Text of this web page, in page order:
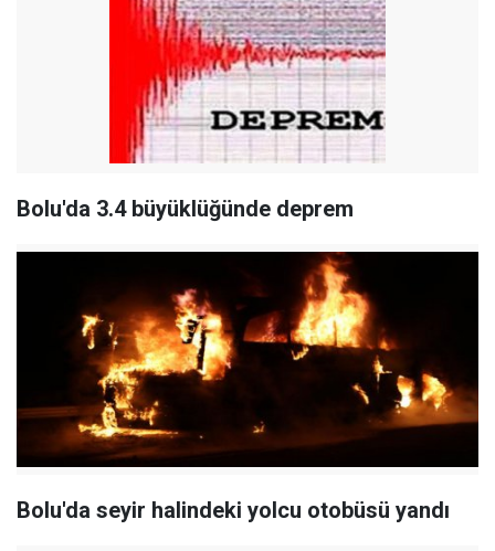
Bolu'da 3.4 büyüklüğünde deprem
Bolu'da seyir halindeki yolcu otobüsü yandı